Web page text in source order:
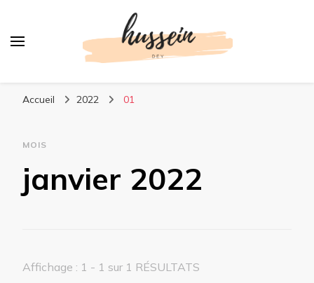
Accueil 2022 01
MOIS
janvier 2022
Affichage : 1 - 1 sur 1 RÉSULTATS